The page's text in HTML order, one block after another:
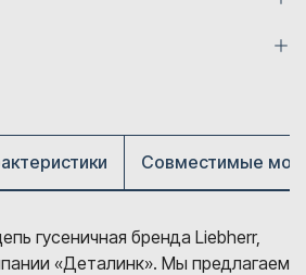
Совместимые
гусеничная бренда Liebherr,
«Деталинк». Мы предлагаем